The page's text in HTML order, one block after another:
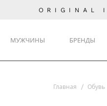
ORIGINAL
МУЖЧИНЫ БРЕНДЫ
Главная Обувь